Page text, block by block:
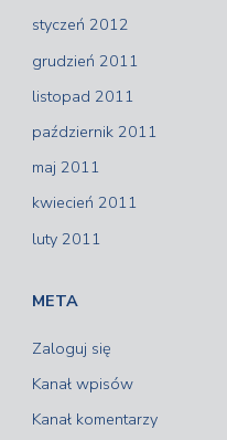
styczeń 2012
grudzień 2011
listopad 2011
październik 2011
maj 2011
kwiecień 2011
luty 2011
META
Zaloguj się
Kanał wpisów
Kanał komentarzy